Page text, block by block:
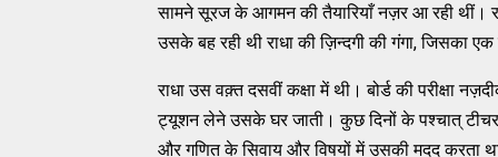
सामने सूरज के आगमन की तैयारियाँ नज़र आ रही थीं।
उसके बह रही थी राधा की ज़िन्दगी की गंगा, जिसका
राधा उस वक़्त दसवीं कक्षा में थी। बोर्ड की परीक्षा
ट्यूशन लेने उसके घर जाती। कुछ दिनों के पश्चात् टीचर
और गणित के सिवाय और विषयों में उसकी मदद करता